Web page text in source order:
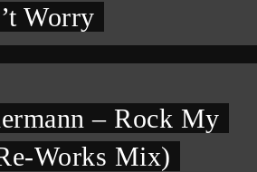
Worry
– Rock My
Works Mix)